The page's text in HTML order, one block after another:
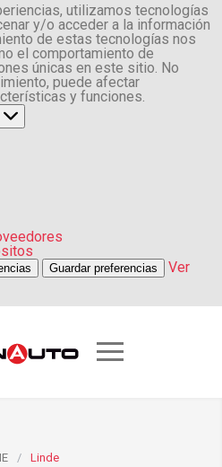
utilizamos tecnologías
y/o acceder a la información
de estas tecnologías nos
el comportamiento de
únicas en este sitio. No
puede afectar
y funciones.
Guardar preferencias
Ver
/ Linde